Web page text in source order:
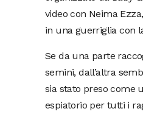
video con Neima
in una guerriglia con
Se da una parte
semini, dall’altra
sia stato preso come
espiatorio per tutti i